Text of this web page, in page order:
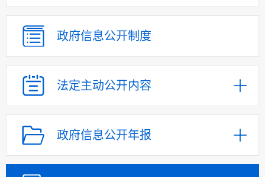
政府信息公开制度
法定主动公开内容
政府信息公开年报